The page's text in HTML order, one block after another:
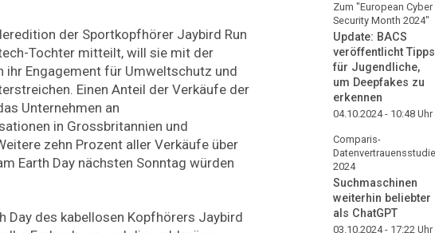
der Sportkopfhörer Jaybird Run
Tochter mitteilt, will sie mit der
ihr Engagement für Umweltschutz und
Einen Anteil der Verkäufe der
Unternehmen an
in Grossbritannien und
zehn Prozent aller Verkäufe über
Earth Day nächsten Sonntag würden
Day des kabellosen Kopfhörers Jaybird
Zum "European Cyber
Security Month 2024"
Update: BACS
veröffentlicht Tipps
für Jugendliche,
um Deepfakes zu
erkennen
04.10.2024 - 10:48 Uhr
Comparis-
Datenvertrauensstudie
2024
Suchmaschinen
weiterhin beliebter
als ChatGPT
03.10.2024 - 17:22 Uhr